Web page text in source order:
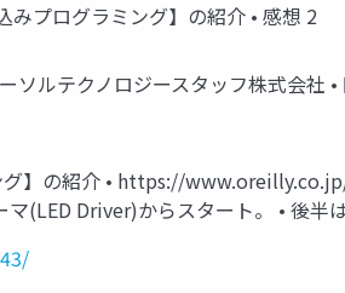
みプログラミング】の紹介 • 感想 2
ソルテクノロジースタッフ株式会社
】の紹介 • https://
(LED Driver)からスタート。 • 後半